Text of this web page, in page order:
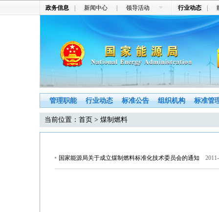
政务信息 新闻中心 领导活动 行业动态
管理职能 行业动态 标准公告 组织机构 标准管
当前位置： 首页 > 煤制燃料
国家能源局关于成立煤制燃料标准化技术委员会的通知